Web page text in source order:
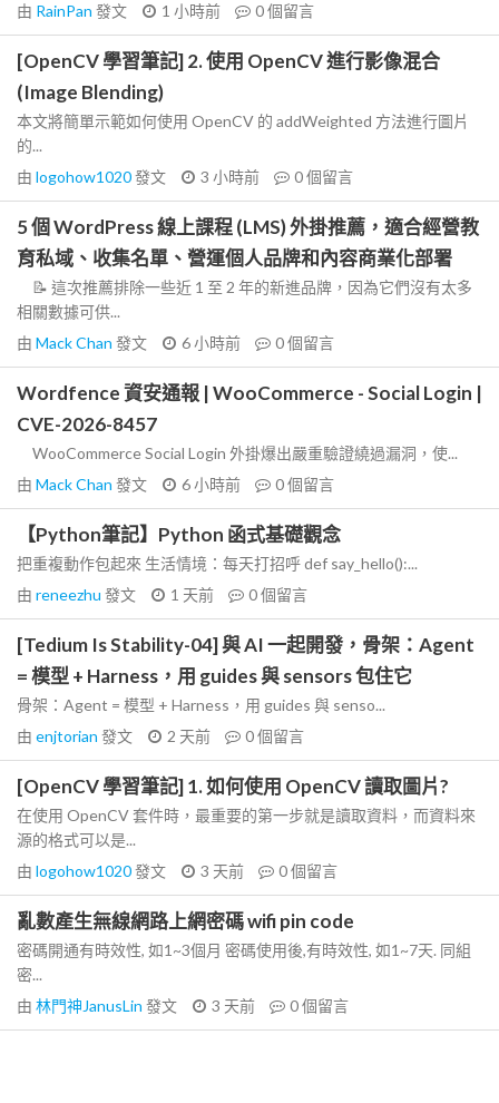
由 RainPan 發文 1 小時前 0個留言
[OpenCV 學習筆記] 2. 使用 OpenCV 進行影像混合
(Image Blending)
本文將簡單示範如何使用 OpenCV 的 addWeighted 方法進行圖片
的...
由 logohow1020發文 3 小時前 0個留言
5 個 WordPress 線上課程 (LMS) 外掛推薦，適合經營教
育私域、收集名單、營運個人品牌和內容商業化部署
📝 這次推薦排除一些近 1 至 2 年的新進品牌，因為它們沒有太多
相關數據可供...
由 Mack Chan 發文 6 小時前 0個留言
Wordfence 資安通報 | WooCommerce - Social Login |
CVE-2026-8457
WooCommerce Social Login 外掛爆出嚴重驗證繞過漏洞，使...
由 Mack Chan 發文 6 小時前 0個留言
【Python筆記】Python 函式基礎觀念
把重複動作包起來 生活情境：每天打招呼 def say_hello():...
由 reneezhu 發文 1 天前 0個留言
[Tedium Is Stability-04] 與 AI 一起開發，骨架：Agent
= 模型 + Harness，用 guides 與 sensors 包住它
骨架：Agent = 模型 + Harness，用 guides 與 senso...
由 enjtorian 發文 2 天前 0個留言
[OpenCV 學習筆記] 1. 如何使用 OpenCV 讀取圖片?
在使用 OpenCV 套件時，最重要的第一步就是讀取資料，而資料來
源的格式可以是...
由 logohow1020發文 3 天前 0個留言
亂數產生無線網路上網密碼 wifi pin code
密碼開通有時效性, 如1~3個月 密碼使用後,有時效性, 如1~7天. 同組
密...
由 林門神JanusLin 發文 3 天前 0個留言